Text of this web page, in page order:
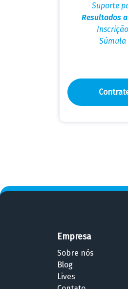
Suporte
Resultados
Súmula
Empresa
Sobre nós
Blog
Lives